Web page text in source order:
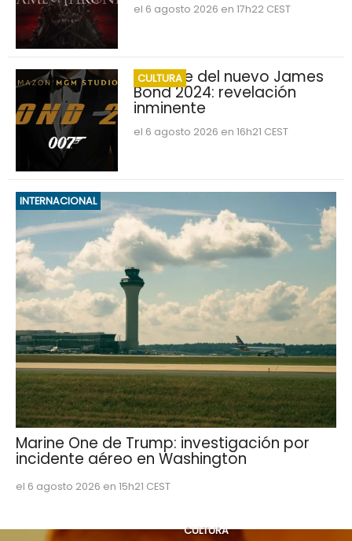
el 6 agosto 2026 en 17h22 CEST
CULTURA
Nombre del nuevo James
Bond 2024: revelación
inminente
el 6 agosto 2026 en 16h21 CEST
INTERNACIONAL
Marine One de Trump: investigación por
incidente aéreo en Washington
el 6 agosto 2026 en 15h21 CEST
CULTURA